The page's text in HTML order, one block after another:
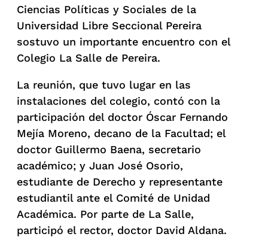
Ciencias Políticas y Sociales de la
Universidad Libre Seccional Pereira
sostuvo un importante encuentro con el
Colegio La Salle de Pereira.
La reunión, que tuvo lugar en las
instalaciones del colegio, contó con la
participación del doctor Óscar Fernando
Mejía Moreno, decano de la Facultad; el
doctor Guillermo Baena, secretario
académico; y Juan José Osorio,
estudiante de Derecho y representante
estudiantil ante el Comité de Unidad
Académica. Por parte de La Salle,
participó el rector, doctor David Aldana.